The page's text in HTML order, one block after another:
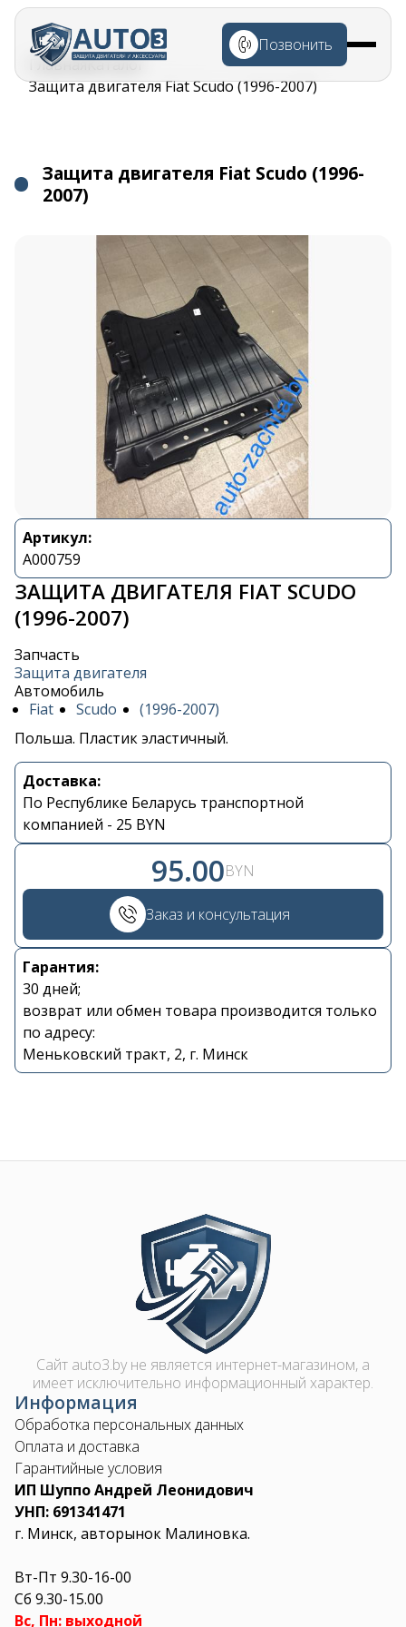
Перейти к
основному
содержанию
Позвонить
Строка
навигации
ГлавнаяКаталог
Защита двигателя Fiat Scudo (1996-2007)
Защита двигателя Fiat Scudo (1996-
2007)
Артикул:
A000759
ЗАЩИТА ДВИГАТЕЛЯ FIAT SCUDO
(1996-2007)
Запчасть
Защита двигателя
Автомобиль
Fiat
Scudo
(1996-2007)
Польша. Пластик эластичный.
Доставка:
По Республике Беларусь транспортной
компанией - 25 BYN
95.00BYN
Заказ и консультация
Гарантия:
30 дней;
возврат или обмен товара производится только
по адресу:
Меньковский тракт, 2, г. Минск
Контакты
+375 29 870 15 80
Viber
shupik21@bk.ru
Image
Сайт auto3.by не является интернет-магазином, а
имеет исключительно информационный характер.
Информация
Обработка персональных данных
Оплата и доставка
Гарантийные условия
ИП Шуппо Андрей Леонидович
УНП: 691341471
г. Минск, авторынок Малиновка.
Вт-Пт 9.30-16-00
Сб 9.30-15.00
Вс, Пн: выходной